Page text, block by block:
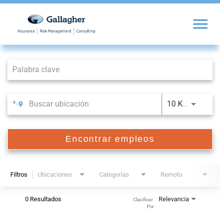
Job Search Page
10 KM
Encontrar empleos
Filtros Ubicaciones Categorías Remoto
0 Resultados Relevancia
Clasificar
Por